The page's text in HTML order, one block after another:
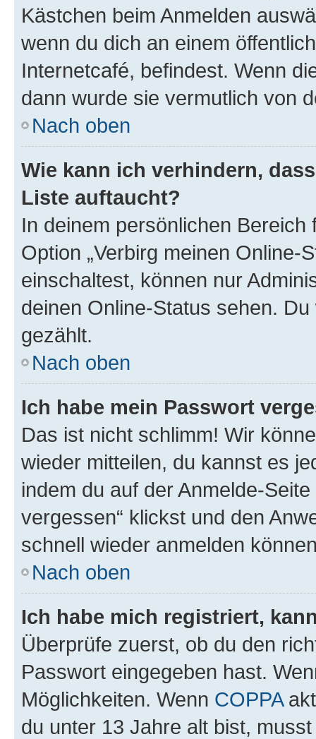
Kästchen beim Anmelden
wenn du dich an einem
Internetcafé, befindest. Wenn
dann wurde sie vermutlich von
Nach oben
Wie kann ich verhindern,
Liste auftaucht?
In deinem persönlichen
Option „Verbirg meinen Online-
einschaltest, können nur
deinen Online-Status sehen.
gezählt.
Nach oben
Ich habe mein Passwort
Das ist nicht schlimm! Wir
wieder mitteilen, du kannst es
indem du auf der Anmelde-
vergessen“ klickst und den
schnell wieder anmelden
Nach oben
Ich habe mich registriert,
Überprüfe zuerst, ob du den
Passwort eingegeben hast.
Möglichkeiten. Wenn COPPA
du unter 13 Jahre alt bist,